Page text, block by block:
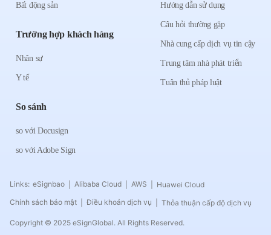
Bất động sản
Trường hợp khách hàng
Nhân sự
Y tế
So sánh
so với Docusign
so với Adobe Sign
Hướng dẫn sử dụng
Câu hỏi thường gặp
Nhà cung cấp dịch vụ tin cậy
Trung tâm nhà phát triển
Tuân thủ pháp luật
Links: eSignbao Alibaba Cloud AWS
Huawei Cloud
Chính sách bảo mật
Điều khoản dịch vụ Thỏa thuận cấp độ dịch vụ
Copyright © 2025 eSignGlobal. All Rights Reserved.